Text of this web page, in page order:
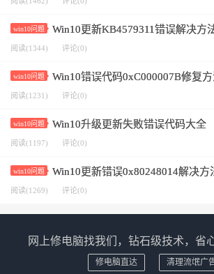
win10问题 Win10更新KB4579311错误解决方
阅读(1344) 评论(0)
win10问题 Win10错误代码0xC000007B修复方
阅读(1231) 评论(0)
win10问题 Win10升级更新失败错误代码大全
阅读(1197) 评论(0)
win10问题 Win10更新错误0x80248014解决方
阅读(1269) 评论(0)
网上修电脑找我们，钻石级技术，省
修电脑直达 清理流氓广